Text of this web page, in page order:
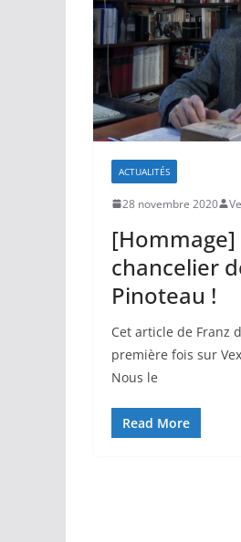
ACTUALITÉS
28 novembre 2020
chancelier
Pinoteau !
Cet article de Franz
première fois sur
Nous le
Read More